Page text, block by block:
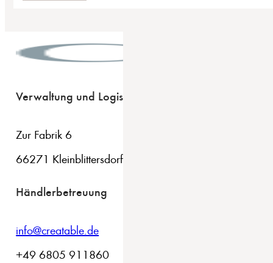
Verwaltung und Logistik
Zur Fabrik 6
66271 Kleinblittersdorf
Händlerbetreuung
info@creatable.de
+49 6805 911860